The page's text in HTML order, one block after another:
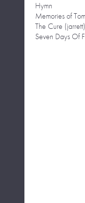
Hymn
The Cure (jarrett)